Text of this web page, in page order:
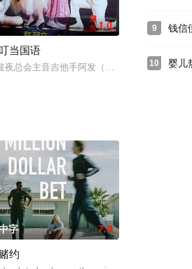
，健康本人也为寻找灵感苦恼不已。饮料店
理及其同居女友妙芬决定为洛奇介绍女朋
婶那继承了80英亩的路易斯安娜种植园，
1.0
当国语
夜总会主音吉他手阿发（许冠文 饰）荷包羞
字 7.0
约
9 钱信
10 婴儿